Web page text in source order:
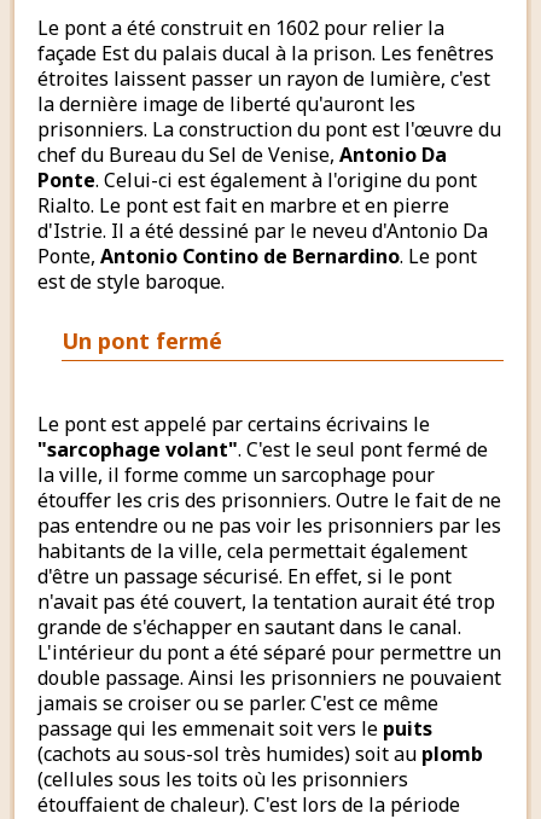
Le pont a été construit en 1602 pour relier la
façade Est du palais ducal à la prison. Les fenêtres
étroites laissent passer un rayon de lumière, c'est
la dernière image de liberté qu'auront les
prisonniers. La construction du pont est l'œuvre du
chef du Bureau du Sel de Venise, Antonio Da
Ponte. Celui-ci est également à l'origine du pont
Rialto. Le pont est fait en marbre et en pierre
d'Istrie. Il a été dessiné par le neveu d'Antonio Da
Ponte, Antonio Contino de Bernardino. Le pont
est de style baroque.
Un pont fermé
Le pont est appelé par certains écrivains le
"sarcophage volant". C'est le seul pont fermé de
la ville, il forme comme un sarcophage pour
étouffer les cris des prisonniers. Outre le fait de ne
pas entendre ou ne pas voir les prisonniers par les
habitants de la ville, cela permettait également
d'être un passage sécurisé. En effet, si le pont
n'avait pas été couvert, la tentation aurait été trop
grande de s'échapper en sautant dans le canal.
L'intérieur du pont a été séparé pour permettre un
double passage. Ainsi les prisonniers ne pouvaient
jamais se croiser ou se parler. C'est ce même
passage qui les emmenait soit vers le puits
(cachots au sous-sol très humides) soit au plomb
(cellules sous les toits où les prisonniers
étouffaient de chaleur). C'est lors de la période